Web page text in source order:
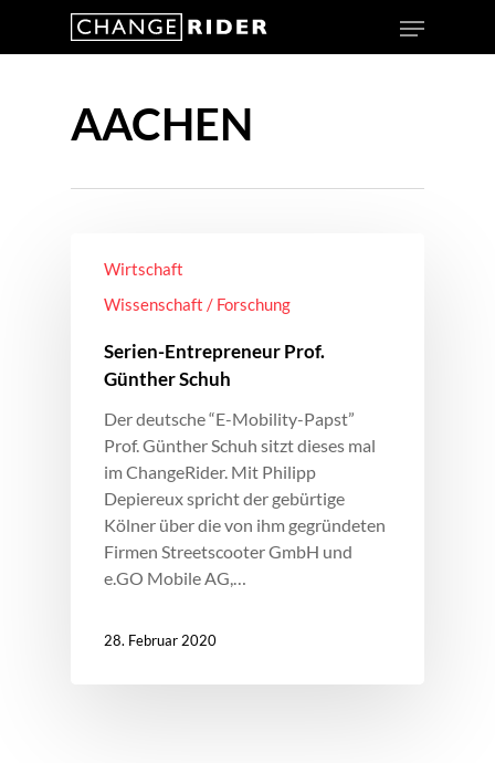
AACHEN
Wirtschaft
Wissenschaft / Forschung
Serien-Entrepreneur Prof.
Günther Schuh
Der deutsche “E-Mobility-Papst”
Prof. Günther Schuh sitzt dieses mal
im ChangeRider. Mit Philipp
Depiereux spricht der gebürtige
Kölner über die von ihm gegründeten
Firmen Streetscooter GmbH und
e.GO Mobile AG,…
28. Februar 2020